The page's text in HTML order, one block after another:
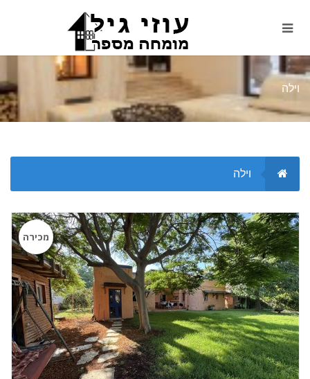
וילה
וילה
מכירה